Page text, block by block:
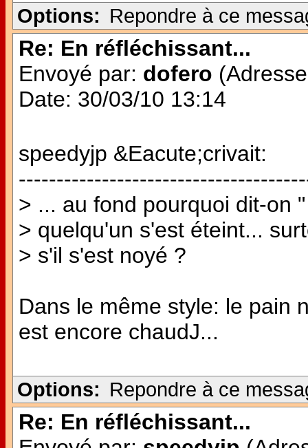
Options: Repondre à ce
Re: En réfléchissant...
Envoyé par: dofero
Date: 30/03/10 13:14
speedyjp &Eacute;crivait:
> ... au fond pourquoi dit-on
> quelqu'un s'est éteint...
> s'il s'est noyé ?
Dans le même style: le pain
est encore chaudJ...
Options: Repondre à ce
Re: En réfléchissant...